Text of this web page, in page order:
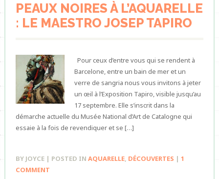
PEAUX NOIRES À L’AQUARELLE
: LE MAESTRO JOSEP TAPIRO
Pour ceux d’entre vous qui se rendent à
Barcelone, entre un bain de mer et un
verre de sangria nous vous invitons à jeter
un œil à l’Exposition Tapiro, visible jusqu’au
17 septembre. Elle s’inscrit dans la
démarche actuelle du Musée National d’Art de Catalogne qui
essaie à la fois de revendiquer et se […]
BY JOYCE | POSTED INAQUARELLE, DÉCOUVERTES |1
COMMENT